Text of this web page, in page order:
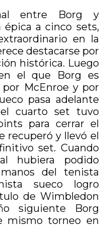
entre Borg y
épica a cinco sets,
en la
destacarse por
histórica. Luego
el que Borg es
McEnroe y por
pasa adelante
cuarto set tuvo
para cerrar el
recuperó y llevó el
set. Cuando
hubiera podido
del tenista
sueco logro
de Wimbledon
siguiente Borg
mismo torneo en